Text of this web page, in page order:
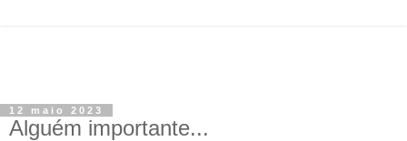
12 maio 2023
Alguém importante...